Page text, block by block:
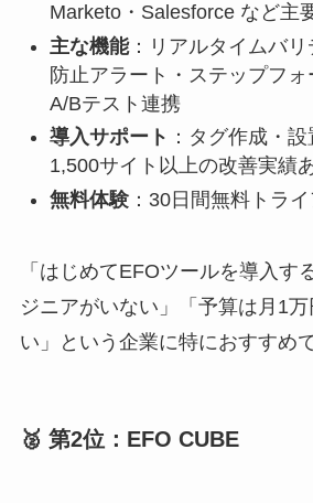
Marketo・Salesforce など主
主な機能：リアルタイムバ
防止アラート・ステップフォ
A/Bテスト連携
導入サポート ：タグ作成・設
1,500サイト以上の改善実績
無料体験：30日間無料トライ
「はじめてEFOツールを導入す
ジニアがいない」「予算は月1
い」という企業に特におすすめで
🥈 第2位：EFO CUBE